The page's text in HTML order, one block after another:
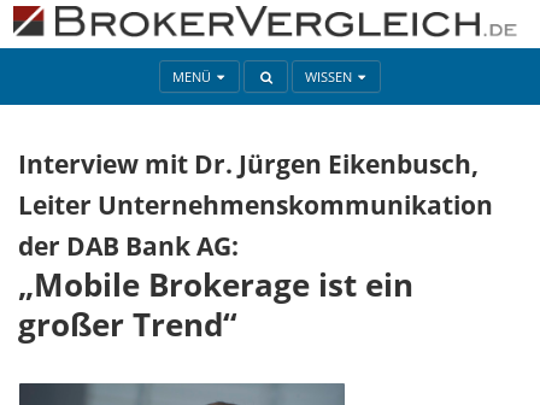
MENÜ WISSEN
Interview mit Dr. Jürgen Eikenbusch,
Leiter Unternehmenskommunikation
der DAB Bank AG:
„Mobile Brokerage ist ein
großer Trend“